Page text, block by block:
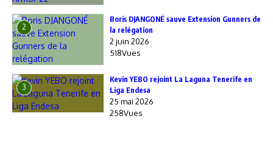
2
Boris DJANGONÉ sauve Extension Gunners de
la relégation
2 juin 2026
518Vues
3
Kevin YEBO rejoint La Laguna Tenerife en
Liga Endesa
25 mai 2026
258Vues